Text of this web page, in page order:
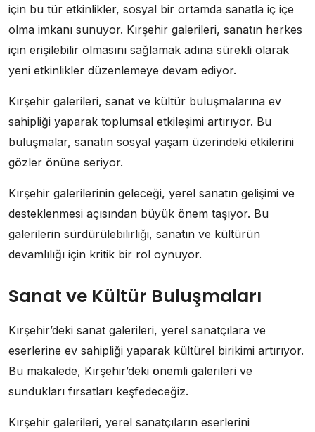
için bu tür etkinlikler, sosyal bir ortamda sanatla iç içe
olma imkanı sunuyor. Kırşehir galerileri, sanatın herkes
için erişilebilir olmasını sağlamak adına sürekli olarak
yeni etkinlikler düzenlemeye devam ediyor.
Kırşehir galerileri, sanat ve kültür buluşmalarına ev
sahipliği yaparak toplumsal etkileşimi artırıyor. Bu
buluşmalar, sanatın sosyal yaşam üzerindeki etkilerini
gözler önüne seriyor.
Kırşehir galerilerinin geleceği, yerel sanatın gelişimi ve
desteklenmesi açısından büyük önem taşıyor. Bu
galerilerin sürdürülebilirliği, sanatın ve kültürün
devamlılığı için kritik bir rol oynuyor.
Sanat ve Kültür Buluşmaları
Kırşehir’deki sanat galerileri, yerel sanatçılara ve
eserlerine ev sahipliği yaparak kültürel birikimi artırıyor.
Bu makalede, Kırşehir’deki önemli galerileri ve
sundukları fırsatları keşfedeceğiz.
Kırşehir galerileri, yerel sanatçıların eserlerini